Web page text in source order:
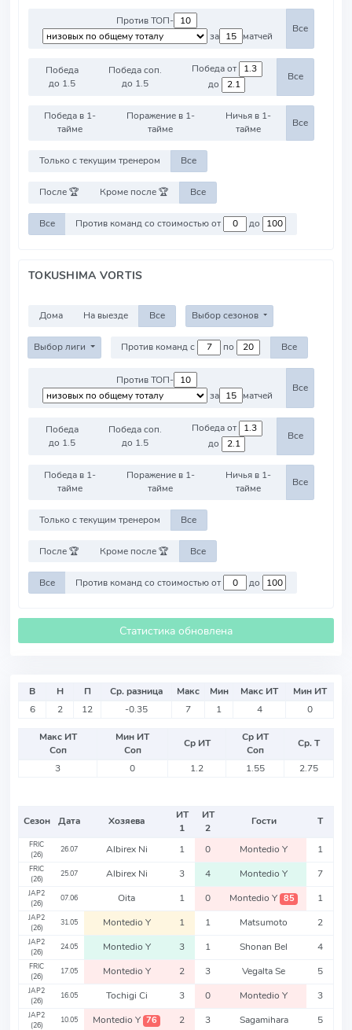
Против ТОП-
за
матчей
Все
Победа
до 1.5
Победа соп.
до 1.5
Победа от
до
Все
Победа в 1-
тайме
Поражение в 1-
тайме
Ничья в 1-
тайме
Все
Только с текущим тренером Все
После 🏆 Кроме после 🏆 Все
Все Против команд со стоимостью от до
TOKUSHIMA VORTIS
Дома На выезде Все Выбор сезонов
Выбор лиги Против команд с по Все
Против ТОП-
за
матчей
Все
Победа
до 1.5
Победа соп.
до 1.5
Победа от
до
Все
Победа в 1-
тайме
Поражение в 1-
тайме
Ничья в 1-
тайме
Все
Только с текущим тренером Все
После 🏆 Кроме после 🏆 Все
Все Против команд со стоимостью от до
Статистика обновлена
В Н П Ср. разница Макс Мин Макс ИТ
Мин ИТ
6
2 12 -0.35 7 1 4 0
Макс ИТ
Соп
Мин ИТ
Соп
Ср ИТ
Ср ИТ
Соп
Ср. Т
3
0 1.2 1.55 2.75
Сезон Дата Хозяева
ИТ
1
ИТ
2
Гости Т
FRIC
(26)
26.07 Albirex Ni 1 0 Montedio Y 1
FRIC
(26)
25.07 Albirex Ni 3 4 Montedio Y 7
JAP2
(26)
07.06 Oita 1 0 Montedio Y 85 1
JAP2
(26)
31.05 Montedio Y 1 1 Matsumoto 2
JAP2
(26)
24.05 Montedio Y 3 1 Shonan Bel 4
FRIC
(26)
17.05 Montedio Y 2 3 Vegalta Se 5
JAP2
(26)
16.05 Tochigi Ci 3 0 Montedio Y 3
JAP2
(26)
10.05 Montedio Y 76 2 3 Sagamihara 5